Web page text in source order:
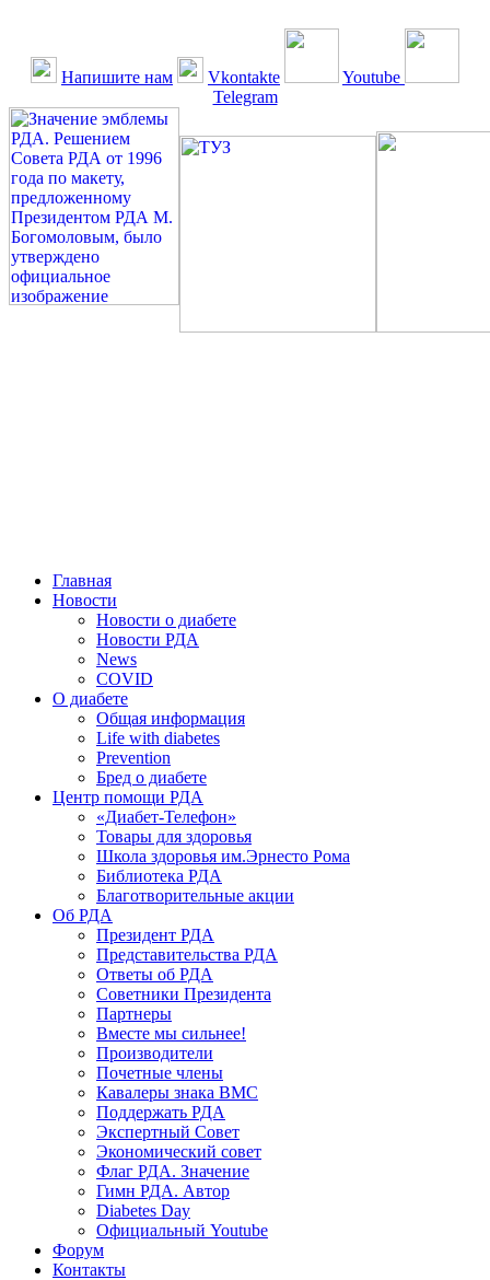
Напишите нам Vkontakte
Youtube
Telegram
Главная
Новости
Новости о диабете
Новости РДА
News
COVID
О диабете
Общая информация
Life with diabetes
Prevention
Бред о диабете
Центр помощи РДА
«Диабет-Телефон»
Товары для здоровья
Школа здоровья им.Эрнесто Рома
Библиотека РДА
Благотворительные акции
Об РДА
Президент РДА
Представительства РДА
Ответы об РДА
Советники Президента
Партнеры
Вместе мы сильнее!
Производители
Почетные члены
Кавалеры знака ВМС
Поддержать РДА
Экспертный Совет
Экономический совет
Флаг РДА. Значение
Гимн РДА. Автор
Diabetes Day
Официальный Youtube
Форум
Контакты